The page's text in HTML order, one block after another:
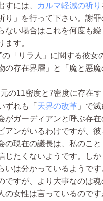
には、
カルマ軽減の祈り
り」を行って下さい。謝
ない場合はこれを何度も
ます。
「リラ人」に関する彼女
の存在界層」と「魔と悪
の11密度と7密度に存在
ずれも「 天界の改革 」で
ガーディアンと呼ぶ存
アンがいるわけですが、
現在の議長は、私のこと
じたくないようです。し
いは分かっているようです
すが、より大事なのは
の女性は言っているので